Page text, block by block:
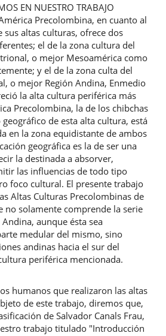
EN NUESTRO TRABAJO
Precolombina, en cuanto al
altas culturas, ofrece dos
el de la zona cultura del
o mejor Mesoamérica como
y el de la zona culta del
o mejor Región Andina, Enmedio
la alta cultura periférica más
Precolombina, la de los chibchas
de esta alta cultura, está
en la zona equidistante de ambos
geográfica es la de ser una
la destinada a absorver,
las influencias de todo tipo
foco cultural. El presente trabajo
Altas Culturas Precolombinas de
no solamente comprende la serie
aunque ésta sea
medular del mismo, sino
andinas hacia el sur del
periférica mencionada.
humanos que realizaron las altas
de este trabajo, diremos que,
de Salvador Canals Frau,
trabajo titulado "Introducción